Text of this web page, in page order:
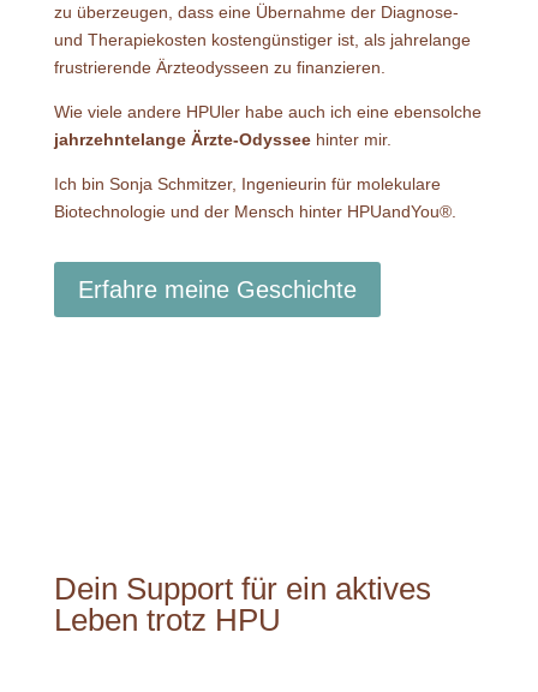
zu überzeugen, dass eine Übernahme der Diagnose-
und Therapiekosten kostengünstiger ist, als jahrelange
frustrierende Ärzteodysseen zu finanzieren.
Wie viele andere HPUler habe auch ich eine ebensolche
jahrzehntelange Ärzte-Odysseehinter mir.
Ich bin Sonja Schmitzer, Ingenieurin für molekulare
Biotechnologie und der Mensch hinter HPUandYou®.
Erfahre meine Geschichte
Dein Support für ein aktives
Leben trotz HPU